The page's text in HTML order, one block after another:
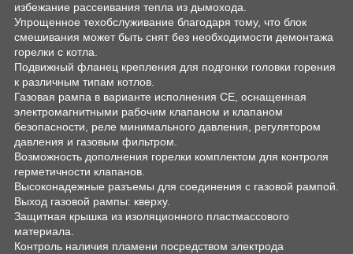
избежание рассеивания тепла из дымохода.
Упрощенное техобслуживание благодаря тому, что блок
смешивания может быть снят без необходимости демонтажа
горелки с котла.
Подвижный фланец крепления для подгонки головки горения
к различным типам котлов.
Газовая рампа в варианте исполнения СЕ, оснащенная
электромагнитными рабочим клапаном и клапаном
безопасности, реле минимального давления, регулятором
давления и газовым фильтром.
Возможность дополнения горелки комплектом для контроля
герметичности клапанов.
Высоконадежные разъемы для соединения с газовой рампой.
Выход газовой рампы: кверху.
Защитная крышка из изоляционного пластмассового
материала.
Контроль наличия пламени посредством электрода